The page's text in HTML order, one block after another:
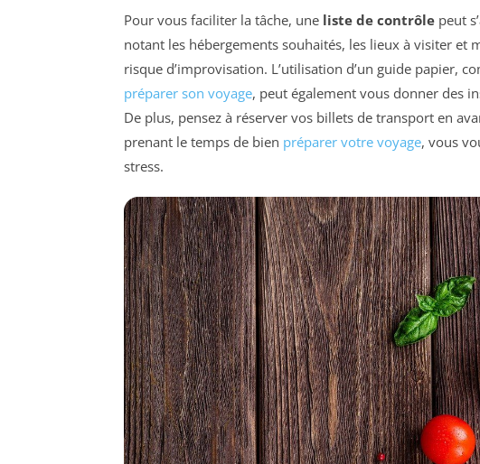
Pour vous faciliter la tâche, une liste de contrôle peut
notant les hébergements souhaités, les lieux à visiter et
risque d’improvisation. L’utilisation d’un guide papier,
préparer son voyage, peut également vous donner des
De plus, pensez à réserver vos billets de transport en
prenant le temps de bien préparer votre voyage, vous
stress.